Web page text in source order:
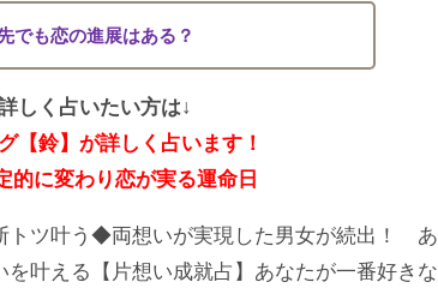
でも恋の進展はある？
しく占いたい方は↓
【鈴】が詳しく占います！
的に変わり恋が実る運命日
トツ叶う◆両想いが実現した男女が続出！ あ
叶える【片想い成就占】あなたが一番好きな